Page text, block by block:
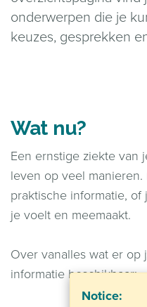
Notice:
onderwerpen die je
keuzes, gesprekken
Wat nu?
Een ernstige ziekte van
leven op veel
praktische informatie,
je voelt en meemaakt.
Over vanalles wat er
informatie beschikbaar: